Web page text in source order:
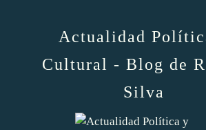
Actualidad
Cultural - Blog de
Silva